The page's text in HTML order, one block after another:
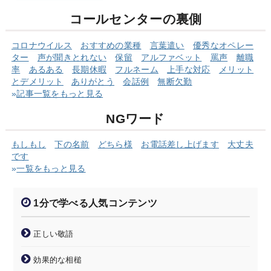
コールセンターの裏側
コロナウイルス おすすめの業種 言葉遣い
優秀なオペレー
ター
声が聞きとれない 保留 アルファベット 罵声
離職
率
あるある 長期休暇 フルネーム 上手な対応
メリット
とデメリット
ありがとう 会話例
無断欠勤
»記事一覧をもっと見る
NGワード
もしもし 下の名前 どちら様 お電話差し上げます
大丈夫
です
»一覧をもっと見る
1分で学べる人気コンテンツ
正しい敬語
効果的な相槌